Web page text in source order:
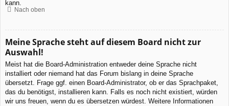
kann.
Nach oben
Meine Sprache steht auf diesem Board nicht zur
Auswahl!
Meist hat die Board-Administration entweder deine Sprache nicht
installiert oder niemand hat das Forum bislang in deine Sprache
übersetzt. Frage ggf. einen Board-Administrator, ob er das Sprachpaket,
das du benötigst, installieren kann. Falls es noch nicht existiert, würden
wir uns freuen, wenn du es übersetzen würdest. Weitere Informationen